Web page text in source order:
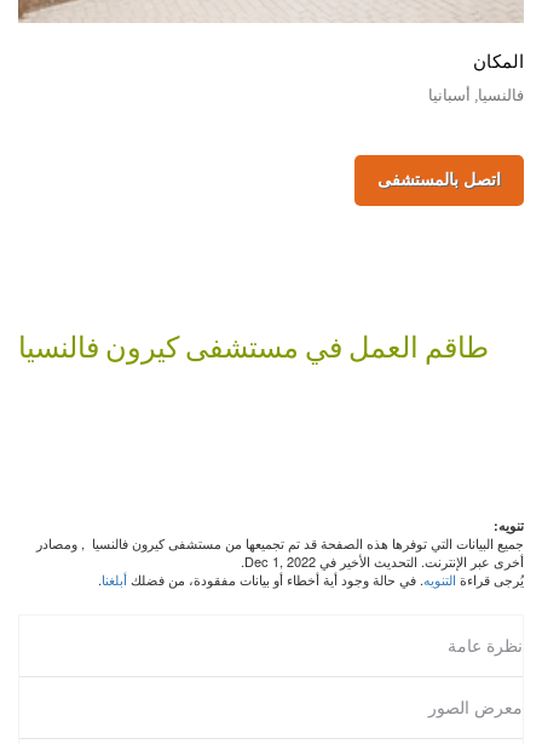
المكان
فالنسيا, أسبانيا
اتصل بالمستشفى
طاقم العمل في مستشفى كيرون فالنسيا
تنويه:
جميع البيانات التي توفرها هذه الصفحة قد تم تجميعها من مستشفى كيرون فالنسيا , ومصادر
أخرى عبر الإنترنت. التحديث الأخير في Dec 1, 2022.
يُرجى قراءة التنويه. في حالة وجود أية أخطاء أو بيانات مفقودة، من فضلكأبلغنا.
نظرة عامة
معرض الصور